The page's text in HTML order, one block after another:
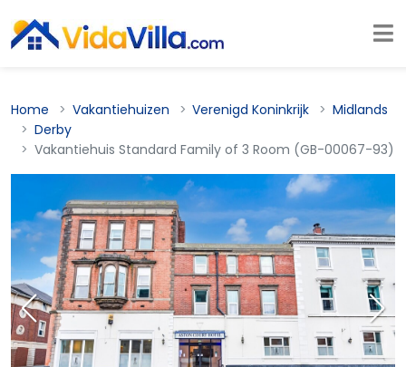
Home Vakantiehuizen Verenigd Koninkrijk
Midlands
Derby
Vakantiehuis Standard Family of 3 Room (GB-00067-93)